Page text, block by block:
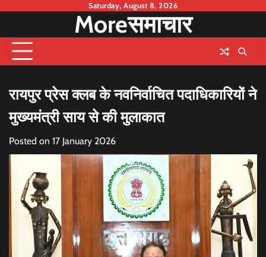
content
Saturday, August 8, 2026
Moreसमाचार
रायपुर प्रेस क्लब के नवनिर्वाचित पदाधिकारियों ने
मुख्यमंत्री साय से की मुलाकात
Posted on 17 January 2026